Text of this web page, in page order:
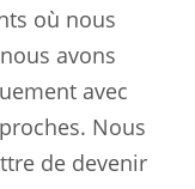
où nous
avons
avec
Nous
de devenir